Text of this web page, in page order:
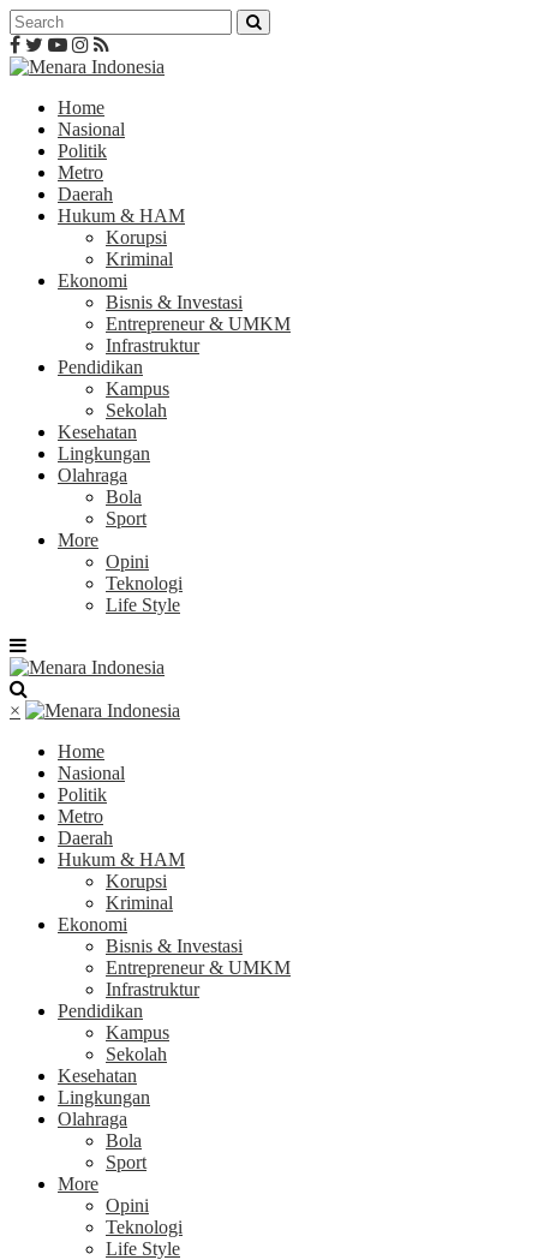
Home
Nasional
Politik
Metro
Daerah
Hukum & HAM
Korupsi
Kriminal
Ekonomi
Bisnis & Investasi
Entrepreneur & UMKM
Infrastruktur
Pendidikan
Kampus
Sekolah
Kesehatan
Lingkungan
Olahraga
Bola
Sport
More
Opini
Teknologi
Life Style
×
Home
Nasional
Politik
Metro
Daerah
Hukum & HAM
Korupsi
Kriminal
Ekonomi
Bisnis & Investasi
Entrepreneur & UMKM
Infrastruktur
Pendidikan
Kampus
Sekolah
Kesehatan
Lingkungan
Olahraga
Bola
Sport
More
Opini
Teknologi
Life Style